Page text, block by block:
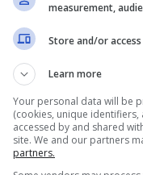
coperto.
quanto
verbali di
di cui in
measurement,
Store and/or
Learn more
Your personal data will be
(cookies, unique
accessed by and shared
site. We and our partners
partners.